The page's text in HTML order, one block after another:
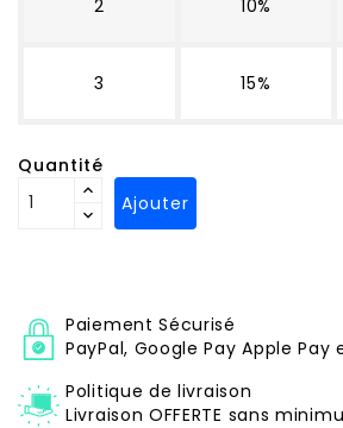
2 10%
3 15%
Quantité
Ajouter
Paiement Sécurisé
PayPal, Google Pay Apple
Politique de livraison
Livraison OFFERTE sans